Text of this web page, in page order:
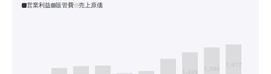
営業利益 販管費 売上原価